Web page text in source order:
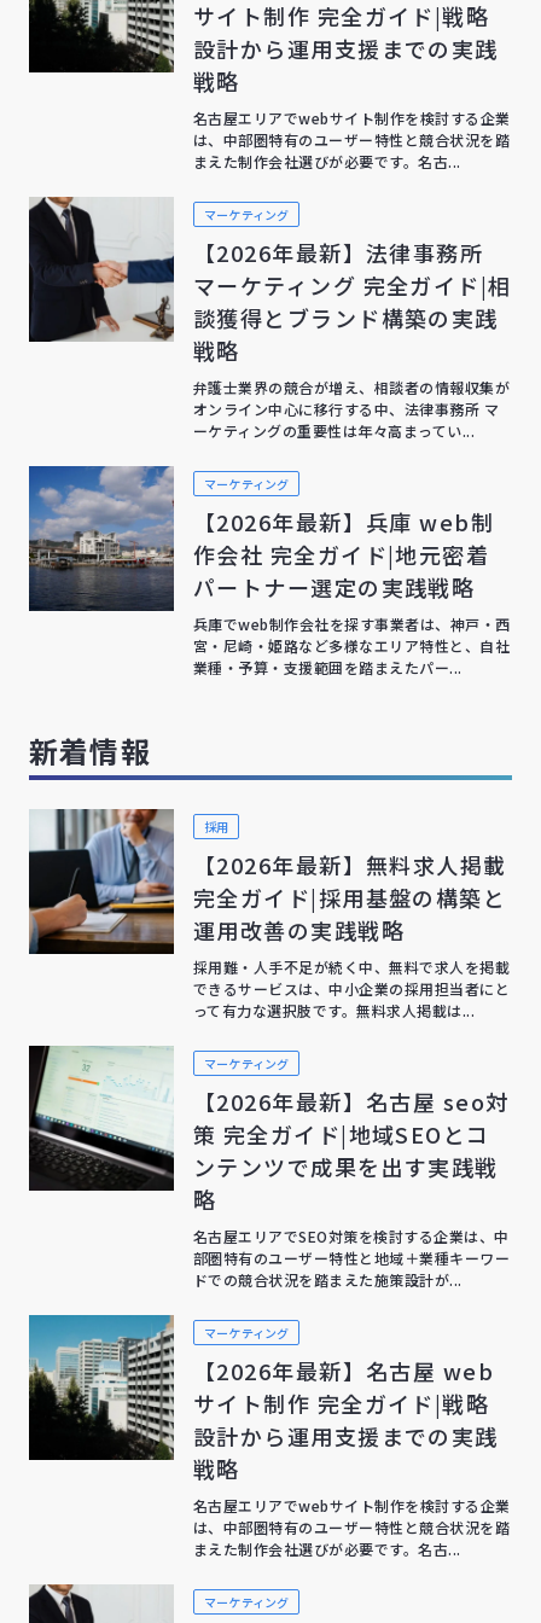
サイト制作 完全ガイド|戦略
設計から運用支援までの実践
戦略
名古屋エリアでwebサイト制作を検討する企業
は、中部圏特有のユーザー特性と競合状況を踏
まえた制作会社選びが必要です。名古...
マーケティング
【2026年最新】法律事務所
マーケティング 完全ガイド|相
談獲得とブランド構築の実践
戦略
弁護士業界の競合が増え、相談者の情報収集が
オンライン中心に移行する中、法律事務所 マ
ーケティングの重要性は年々高まってい...
マーケティング
【2026年最新】兵庫 web制
作会社 完全ガイド|地元密着
パートナー選定の実践戦略
兵庫でweb制作会社を探す事業者は、神戸・西
宮・尼崎・姫路など多様なエリア特性と、自社
業種・予算・支援範囲を踏まえたパー...
新着情報
採用
【2026年最新】無料求人掲載
完全ガイド|採用基盤の構築と
運用改善の実践戦略
採用難・人手不足が続く中、無料で求人を掲載
できるサービスは、中小企業の採用担当者にと
って有力な選択肢です。無料求人掲載は...
マーケティング
【2026年最新】名古屋 seo対
策 完全ガイド|地域SEOとコ
ンテンツで成果を出す実践戦
略
名古屋エリアでSEO対策を検討する企業は、中
部圏特有のユーザー特性と地域＋業種キーワー
ドでの競合状況を踏まえた施策設計が...
マーケティング
【2026年最新】名古屋 web
サイト制作 完全ガイド|戦略
設計から運用支援までの実践
戦略
名古屋エリアでwebサイト制作を検討する企業
は、中部圏特有のユーザー特性と競合状況を踏
まえた制作会社選びが必要です。名古...
マーケティング